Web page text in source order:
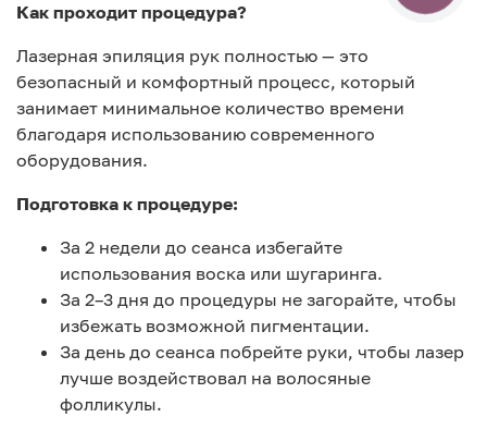
Как проходит процедура?
Лазерная эпиляция рук полностью — это
безопасный и комфортный процесс, который
занимает минимальное количество времени
благодаря использованию современного
оборудования.
Подготовка к процедуре:
За 2 недели до сеанса избегайте
использования воска или шугаринга.
За 2–3 дня до процедуры не загорайте, чтобы
избежать возможной пигментации.
За день до сеанса побрейте руки, чтобы лазер
лучше воздействовал на волосяные
фолликулы.